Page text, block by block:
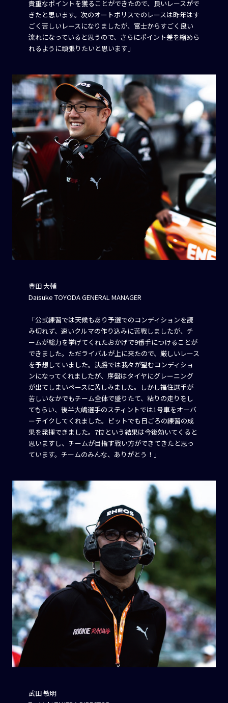
貴重なポイントを獲ることができたので、良いレースがで
きたと思います。次のオートポリスでのレースは昨年はす
ごく苦しいレースになりましたが、富士からすごく良い
流れになっていると思うので、さらにポイント差を縮めら
れるように頑張りたいと思います」
豊田 大輔
Daisuke TOYODA GENERAL MANAGER
「公式練習では天候もあり予選でのコンディションを読
み切れず、速いクルマの作り込みに苦戦しましたが、チ
ームが総力を挙げてくれたおかげで9番手につけることが
できました。ただライバルが上に来たので、厳しいレース
を予想していました。決勝では我々が望むコンディショ
ンになってくれましたが、序盤はタイヤにグレーニング
が出てしまいペースに苦しみました。しかし福住選手が
苦しいなかでもチーム全体で盛りたて、粘りの走りをし
てもらい、後半大嶋選手のスティントでは1号車をオーバ
ーテイクしてくれました。ピットでも日ごろの練習の成
果を発揮できました。7位という結果は今後効いてくると
思いますし、チームが目指す戦い方ができてきたと思っ
ています。チームのみんな、ありがとう！」
武田 敏明